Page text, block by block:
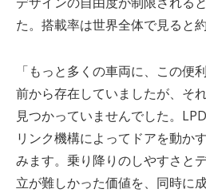
た。搭載率は世界全体で見ると約
「もっと多くの車両に、この便
前から存在していましたが、そ
見つかっていませんでした。
リンク機構によってドアを動か
みます。乗り降りのしやすさと
立が難しかった価値を、同時に